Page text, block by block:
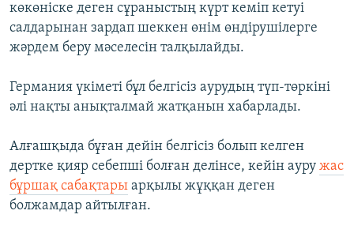
көкөніске деген сұраныстың күрт кеміп кетуі
салдарынан зардап шеккен өнім өндірушілерге
жәрдем беру мәселесін талқылайды.
Германия үкіметі бұл белгісіз аурудың түп-төркіні
әлі нақты анықталмай жатқанын хабарлады.
Алғашқыда бұған дейін белгісіз болып келген
дертке қияр себепші болған делінсе, кейін ауру жас
бұршақ сабақтары арқылы жұққан деген
болжамдар айтылған.